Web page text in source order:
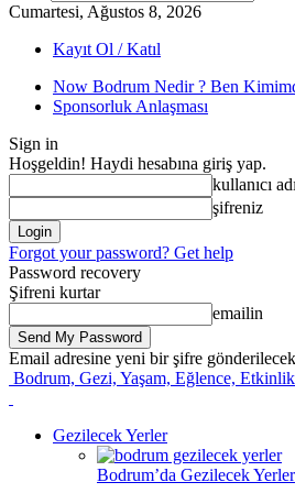
Cumartesi, Ağustos 8, 2026
Kayıt Ol / Katıl
Now Bodrum Nedir ? Ben
Sponsorluk Anlaşması
Sign in
Hoşgeldin! Haydi hesabına giriş yap.
kullanıcı
şifreniz
Forgot your password? Get help
Password recovery
Şifreni kurtar
emailin
Email adresine yeni bir şifre
Bodrum, Gezi, Yaşam, Eğlence,
Gezilecek Yerler
Bodrum’da Gezilecek Yerler